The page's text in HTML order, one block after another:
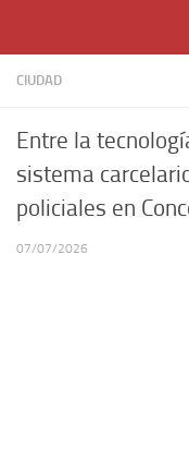
CIUDAD
Entre la
sistema
policiales en
07/07/2026